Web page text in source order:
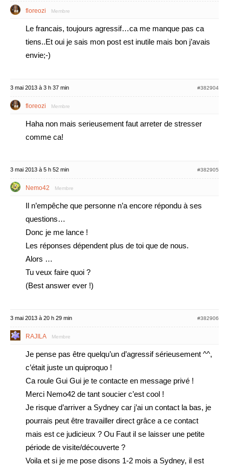
floreozi Membre
Le francais, toujours agressif…ca me manque pas ca
tiens..Et oui je sais mon post est inutile mais bon j’avais
envie;-)
3 mai 2013 à 3 h 37 min #382904
floreozi Membre
Haha non mais serieusement faut arreter de stresser
comme ca!
3 mai 2013 à 5 h 52 min #382905
Nemo42 Membre
Il n’empêche que personne n’a encore répondu à ses
questions…
Donc je me lance !
Les réponses dépendent plus de toi que de nous.
Alors …
Tu veux faire quoi ?
(Best answer ever !)
3 mai 2013 à 20 h 29 min #382906
RAJILA Membre
Je pense pas être quelqu’un d’agressif sérieusement ^^,
c’était juste un quiproquo !
Ca roule Gui Gui je te contacte en message privé !
Merci Nemo42 de tant soucier c’est cool !
Je risque d’arriver a Sydney car j’ai un contact la bas, je
pourrais peut être travailler direct grâce a ce contact
mais est ce judicieux ? Ou Faut il se laisser une petite
période de visite/découverte ?
Voila et si je me pose disons 1-2 mois a Sydney, il est